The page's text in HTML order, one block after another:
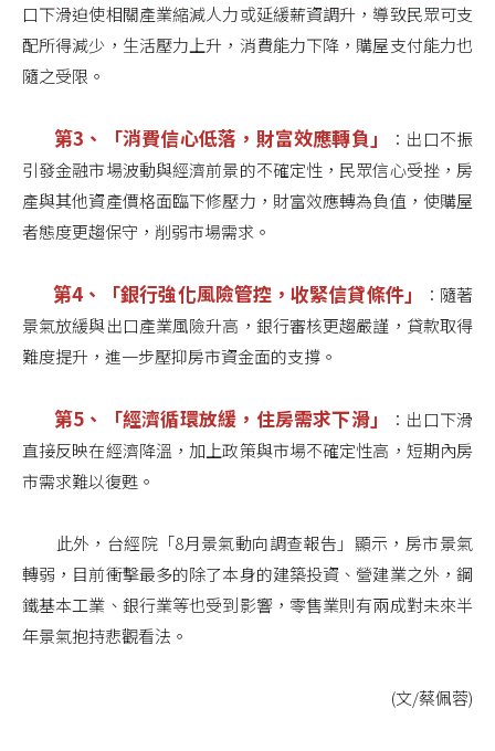
口下滑迫使相關產業縮減人力或延緩薪資調升，導致民眾可支
配所得減少，生活壓力上升，消費能力下降，購屋支付能力也
隨之受限。
第3、「消費信心低落，財富效應轉負」
：出口不振
引發金融市場波動與經濟前景的不確定性，民眾信心受挫，房
產與其他資產價格面臨下修壓力，財富效應轉為負值，使購屋
者態度更趨保守，削弱市場需求。
第4、「銀行強化風險管控，收緊信貸條件」
：隨著
景氣放緩與出口產業風險升高，銀行審核更趨嚴謹，貸款取得
難度提升，進一步壓抑房市資金面的支撐。
第5、「經濟循環放緩，住房需求下滑」
：出口下滑
直接反映在經濟降溫，加上政策與市場不確定性高，短期內房
市需求難以復甦。
此外，台經院「8月景氣動向調查報告」顯示，房市景氣
轉弱，目前衝擊最多的除了本身的建築投資、營建業之外，鋼
鐵基本工業、銀行業等也受到影響，零售業則有兩成對未來半
年景氣抱持悲觀看法。
(文/蔡佩蓉)